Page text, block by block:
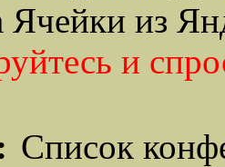
из
и
Список